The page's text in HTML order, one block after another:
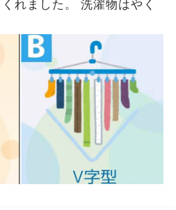
れました。 洗濯物はやく